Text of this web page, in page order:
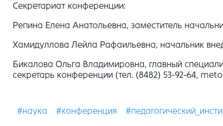
Секретариат конференции:
Репина Елена Анатольевна, заместитель
Хамидуллова Лейла Рафаильевна, начальник
Бикалова Ольга Владимировна, главный
секретарь конференции (тел. (8482) 53-92-64,
#наука #конференция